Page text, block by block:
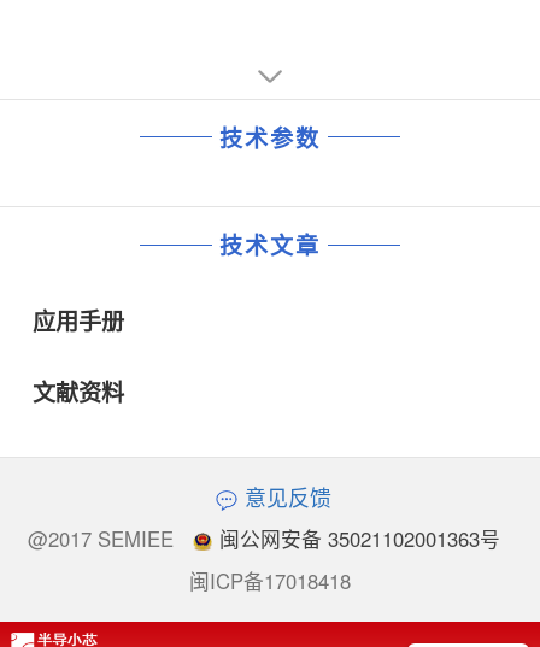
技术参数
技术文章
应用手册
文献资料
意见反馈
@2017 SEMIEE
闽公网安备 35021102001363号
闽ICP备17018418